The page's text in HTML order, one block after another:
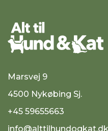
Marsvej 9
4500 Nykøbing Sj.
+45 59655663
info@alttilhundogkat.dk